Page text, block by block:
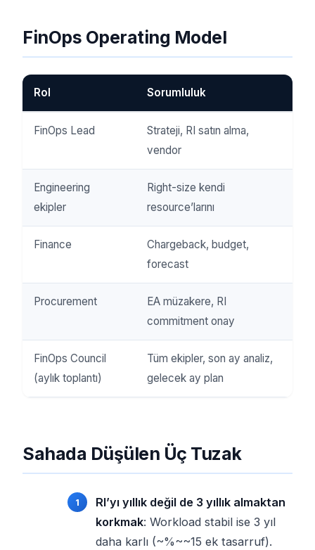
FinOps Operating Model
Rol Sorumluluk
FinOps Lead
Strateji, RI satın alma,
vendor
Engineering
ekipler
Right-size kendi
resource’larını
Finance
Chargeback, budget,
forecast
Procurement
EA müzakere, RI
commitment onay
FinOps Council
(aylık toplantı)
Tüm ekipler, son ay analiz,
gelecek ay plan
Sahada Düşülen Üç Tuzak
RI’yı yıllık değil de 3 yıllık almaktan
korkmak: Workload stabil ise 3 yıl
daha karlı (~%~~15 ek tasarruf).